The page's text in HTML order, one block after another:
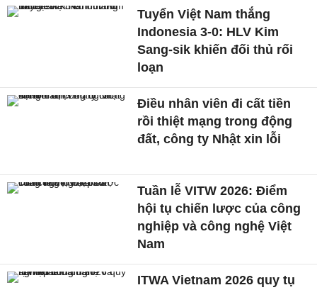
Tuyển Việt Nam thắng
Indonesia 3-0: HLV Kim
Sang-sik khiến đối thủ rối
loạn
Điều nhân viên đi cất tiền
rồi thiệt mạng trong động
đất, công ty Nhật xin lỗi
Tuần lễ VITW 2026: Điểm
hội tụ chiến lược của công
nghiệp và công nghệ Việt
Nam
ITWA Vietnam 2026 quy tụ